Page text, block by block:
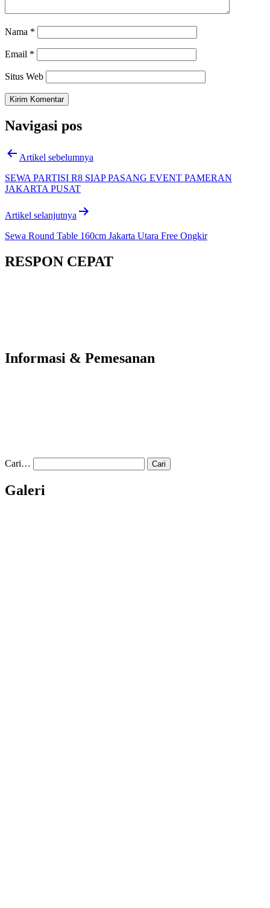
Nama *
Email *
Situs Web
Navigasi pos
Artikel sebelumnya
SEWA PARTISI R8 SIAP PASANG EVENT PAMERAN
JAKARTA PUSAT
Artikel selanjutnya
Sewa Round Table 160cm Jakarta Utara Free Ongkir
RESPON CEPAT
Informasi & Pemesanan
Cari…
Galeri